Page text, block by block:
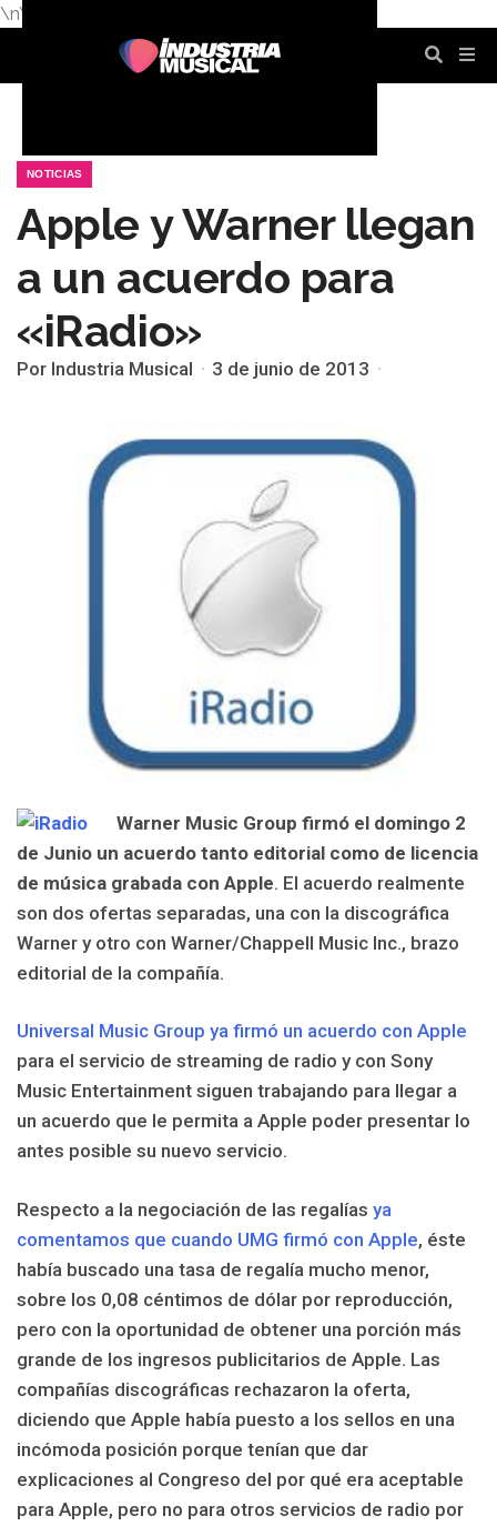
\n\n
NOTICIAS
Apple y Warner llegan
a un acuerdo para
«iRadio»
Por Industria Musical 3 de junio de 2013
Warner Music Group firmó el domingo 2
de Junio un acuerdo tanto editorial como de licencia
de música grabada con Apple. El acuerdo realmente
son dos ofertas separadas, una con la discográfica
Warner y otro con Warner/Chappell Music Inc., brazo
editorial de la compañía.
Universal Music Group ya firmó un acuerdo con Apple
para el servicio de streaming de radio y con Sony
Music Entertainment siguen trabajando para llegar a
un acuerdo que le permita a Apple poder presentar lo
antes posible su nuevo servicio.
Respecto a la negociación de las regalías ya
comentamos que cuando UMG firmó con Apple, éste
había buscado una tasa de regalía mucho menor,
sobre los 0,08 céntimos de dólar por reproducción,
pero con la oportunidad de obtener una porción más
grande de los ingresos publicitarios de Apple. Las
compañías discográficas rechazaron la oferta,
diciendo que Apple había puesto a los sellos en una
incómoda posición porque tenían que dar
explicaciones al Congreso del por qué era aceptable
para Apple, pero no para otros servicios de radio por